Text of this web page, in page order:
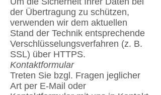
der Übertragung zu schützen,
verwenden wir dem aktuellen
Stand der Technik entsprechende
Verschlüsselungsverfahren (z. B.
SSL) über HTTPS.
Kontaktformular
Treten Sie bzgl. Fragen jeglicher
Art per E-Mail oder